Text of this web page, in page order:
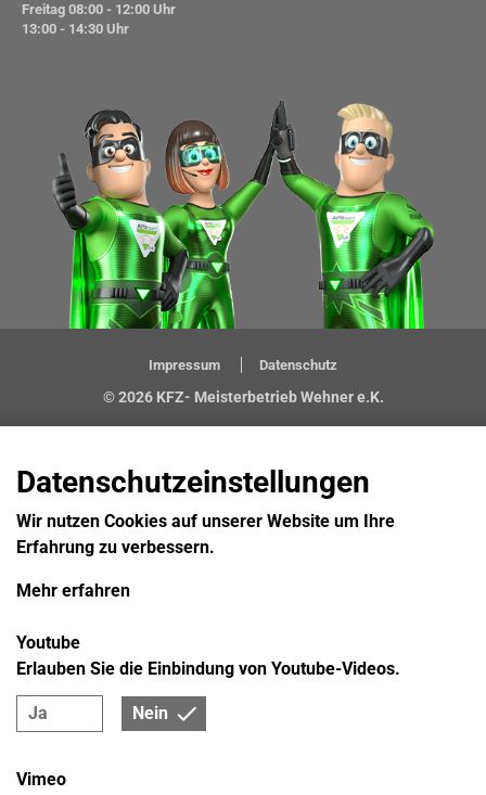
Freitag 08:00 - 12:00 Uhr
13:00 - 14:30 Uhr
Impressum Datenschutz
© 2026 KFZ- Meisterbetrieb Wehner e.K.
Datenschutzeinstellungen
Wir nutzen Cookies auf unserer Website um Ihre
Erfahrung zu verbessern.
Mehr erfahren
Ja Nein
Youtube
Erlauben Sie die Einbindung von Youtube-Videos.
Vimeo